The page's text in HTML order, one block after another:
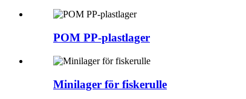
POM PP-plastlager
Minilager för fiskerulle